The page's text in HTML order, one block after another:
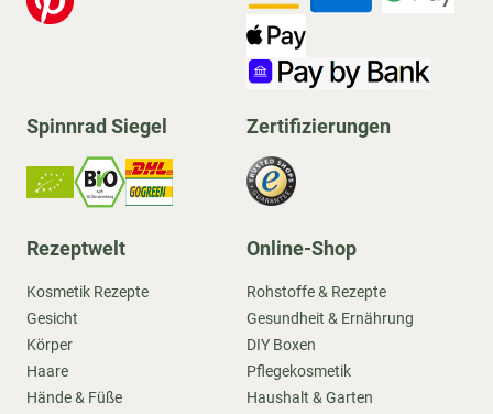
Spinnrad Siegel Zertifizierungen
Rezeptwelt
Kosmetik Rezepte
Gesicht
Körper
Haare
Hände & Füße
Online-Shop
Rohstoffe & Rezepte
Gesundheit & Ernährung
DIY Boxen
Pflegekosmetik
Haushalt & Garten